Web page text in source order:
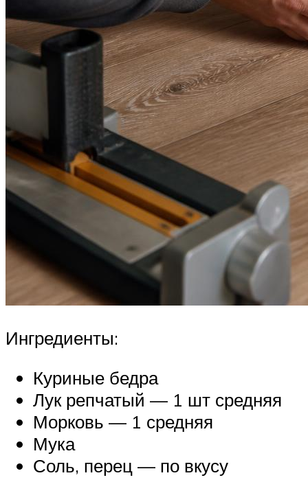
Ингредиенты:
Куриные бедра
Лук репчатый — 1 шт средняя
Морковь — 1 средняя
Мука
Соль, перец — по вкусу